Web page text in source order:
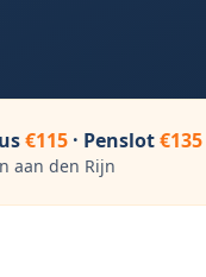
€115 · Penslot€135
aan den Rijn